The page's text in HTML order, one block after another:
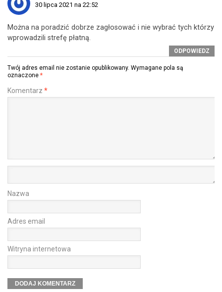
30 lipca 2021 na 22:52
Można na poradzić dobrze zagłosować i nie wybrać tych którzy
wprowadzili strefę płatną.
ODPOWIEDZ
Twój adres email nie zostanie opublikowany. Wymagane pola są
oznaczone *
Komentarz *
Nazwa
Adres email
Witryna internetowa